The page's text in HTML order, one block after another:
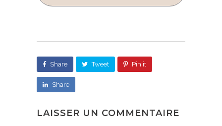
Share Tweet Pin it
Share
LAISSER UN COMMENTAIRE